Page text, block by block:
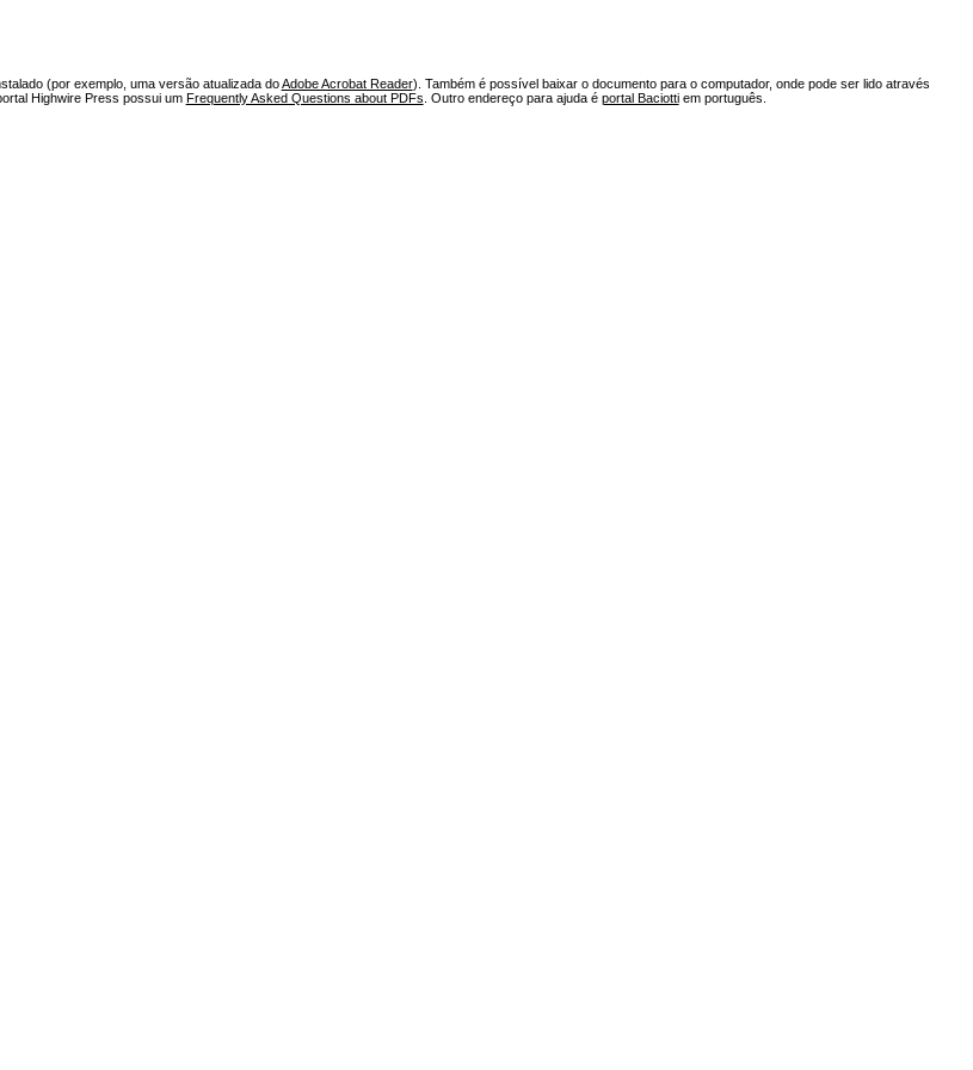
(por exemplo, uma versão atualizada doAdobe Acrobat Reader). Também é possível baixar o documento para o computador, onde pode ser lido através
Highwire Press possui um Frequently Asked Questions about PDFs . Outro endereço para ajuda é portal Baciottiem português.